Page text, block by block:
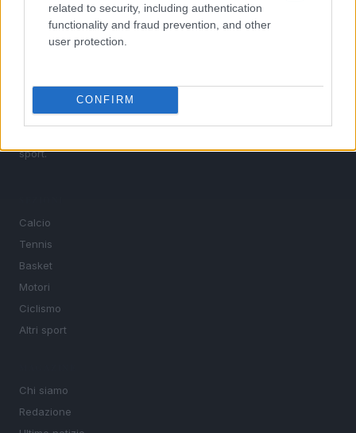
related to security, including authentication
functionality and fraud prevention, and other
user protection.
CONFIRM
MotoGP e Olimpiadi. Le ultime news dalle competizioni
nazionali e internazionali, gli highlight delle partite, le
sport.
Calcio
Tennis
Basket
Motori
Ciclismo
Altri sport
Chi siamo
Redazione